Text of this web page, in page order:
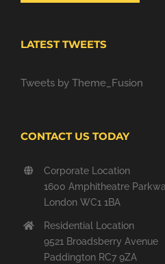
LATEST TWEETS
Tweets by Theme_Fusion
CONTACT US TODAY
Corporate Location
1600 Amphitheatre
London WC1 1BA
Residential Location
9521 Broadsberry Avenue
Paddington RC7 9ZA